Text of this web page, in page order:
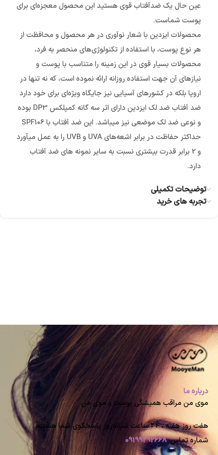
عین حال یک ضدآفتاب قوی هستید این محصول معجزه‌ای برای
پوست شماست.
محصولات ایزدین با شعار نوآوری در هر محصول و محافظت از
هر نوع پوست، با استفاده از تکنولوژی‌های منحصر به فرد،
محصولات بسیار قوی در این زمینه را متناسب با پوست و
نیازهای آن جهت استفاده روزانه ارائه نموده است، که نه تنها در
اروپا بلکه در کشورهای آسیایی نیز جایگاه ویژه‌ای برای خود دارد
ضد آفتاب ضد لک ایزدین دارای اثر سه گانه کمپلکس DP3 بوده
و نوعی ضد لک موضعی نیز می‎باشد. این ضد آفتاب با SPF106
حداکثر حفاظت در برابر اشعه‎‌های UVA و UVB را به عمل می‎آورد
و 2 برابر قدرت بیشتری نسبت به سایر نمونه ‎های ضد آفتاب
دارد.
توضیحات تکمیلی
تجربه های خرید
درباره ما
موی من مراقب همیشگی پوست و موی من
هفت روز هفته ، ۲۴ ساعت شبانه‌روز پاسخگوی شما هستیم
شماره تماس:09199292668